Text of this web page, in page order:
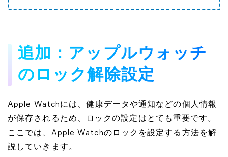
追加：アップルウォッチ
のロック解除設定
Apple Watchには、健康データや通知などの個人情報
が保存されるため、ロックの設定はとても重要です。
ここでは、Apple Watchのロックを設定する方法を解
説していきます。